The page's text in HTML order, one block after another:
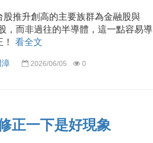
股推升創高的主要族群為金融股與
，而非過往的半導體，這一點容易導
！看全文
2026/06/05 0
正一下是好現象